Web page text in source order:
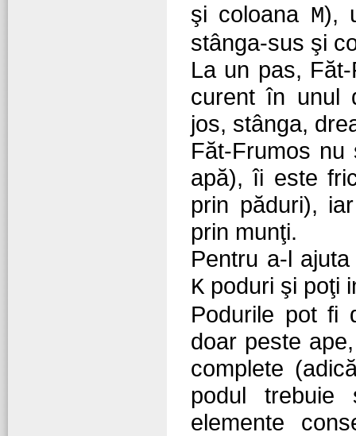
şi coloana M),
stânga-sus şi
La un pas,
curent în unul
jos, stânga,
Făt-Frumos
apă), îi este
prin păduri),
prin munţi.
Pentru a-l
K poduri şi poţi
Podurile pot fi
doar peste
complete
podul trebuie
elemente